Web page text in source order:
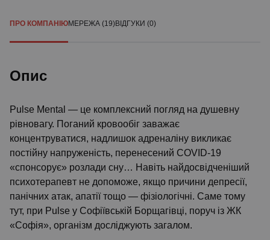
ПРО КОМПАНІЮМЕРЕЖА (19)ВІДГУКИ (0)
Опис
Pulse Mental — це комплексний погляд на душевну
рівновагу. Поганий кровообіг заважає
концентруватися, надлишок адреналіну викликає
постійну напруженість, перенесений COVID-19
«спонсорує» розлади сну… Навіть найдосвідченіший
психотерапевт не допоможе, якщо причини депресії,
панічних атак, апатії тощо — фізіологічні. Саме тому
тут, при Pulse у Софіївській Борщагівці, поруч із ЖК
«Софія», організм досліджують загалом.